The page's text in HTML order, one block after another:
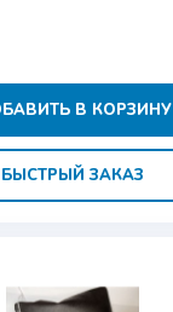
В КОРЗИНУ
БЫСТРЫЙ ЗАКАЗ